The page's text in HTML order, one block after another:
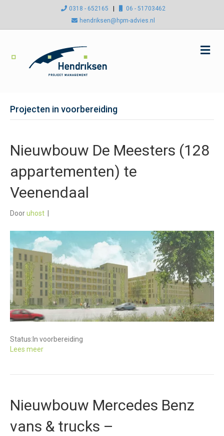
0318 - 652165
06 - 51703462
hendriksen@hpm-advies.nl
M
e
Projecten in voorbereiding
Nieuwbouw De Meesters (128
appartementen) te
Veenendaal
Dooruhost
Status: In voorbereiding
Lees meer
Nieuwbouw Mercedes Benz
vans & trucks –